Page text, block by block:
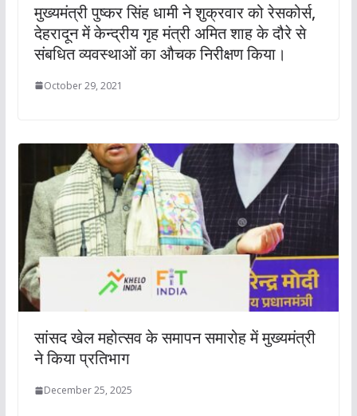
मुख्यमंत्री पुष्कर सिंह धामी ने शुक्रवार को रेसकोर्स,
देहरादून में केन्द्रीय गृह मंत्री अमित शाह के दौरे से
संबधित व्यवस्थाओं का औचक निरीक्षण किया।
October 29, 2021
सांसद खेल महोत्सव के समापन समारोह में मुख्यमंत्री
ने किया प्रतिभाग
December 25, 2025